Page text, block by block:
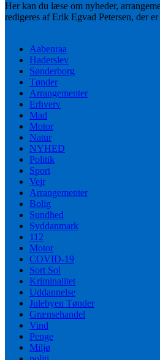
Her kan du læse om nyheder,
redigeres af Erik Egvad Petersen, der
Aabenraa
Haderslev
Sønderborg
Tønder
Arrangementer
Erhverv
Mad
Motor
Natur
NYHED
Politik
Sport
Vejr
Arrangementer
Bolig
Sundhed
Syddanmark
112
Motor
COVID-19
Sort Sol
Kriminalitet
Uddannelse
Julebyen Tønder
Grænsehandel
Vind
Penge
Miljø